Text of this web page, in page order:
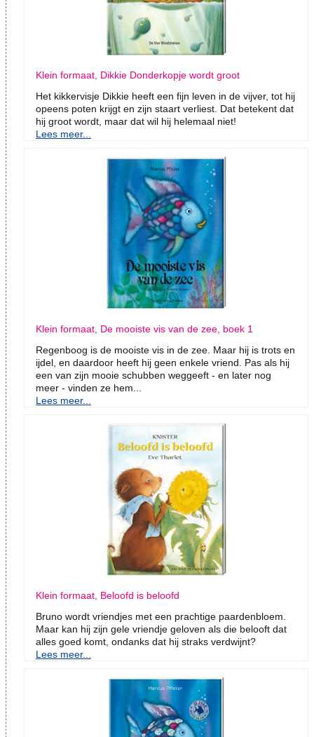
Klein formaat, Dikkie Donderkopje wordt groot
Het kikkervisje Dikkie heeft een fijn leven in de vijver, tot hij
opeens poten krijgt en zijn staart verliest. Dat betekent dat
hij groot wordt, maar dat wil hij helemaal niet!
Lees meer...
Klein formaat, De mooiste vis van de zee, boek 1
Regenboog is de mooiste vis in de zee. Maar hij is trots en
ijdel, en daardoor heeft hij geen enkele vriend. Pas als hij
een van zijn mooie schubben weggeeft - en later nog
meer - vinden ze hem...
Lees meer...
Klein formaat, Beloofd is beloofd
Bruno wordt vriendjes met een prachtige paardenbloem.
Maar kan hij zijn gele vriendje geloven als die belooft dat
alles goed komt, ondanks dat hij straks verdwijnt?
Lees meer...